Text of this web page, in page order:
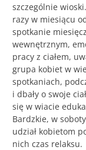
szczególnie
razy w miesiącu
spotkanie
wewnętrznym,
pracy z ciałem,
grupa kobiet w
spotkaniach,
i dbały o swoje
się w wiacie
Bardzkie, w
udział kobietom
nich czas relaksu.